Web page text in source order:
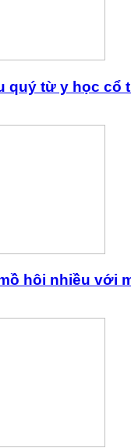
quý từ y học cổ
hôi nhiều với